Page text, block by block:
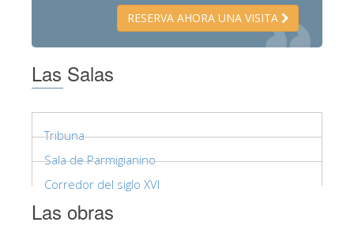
RESERVA AHORA UNA VISITA
Las Salas
Tribuna
Sala de Parmigianino
Corredor del siglo XVI
Las obras